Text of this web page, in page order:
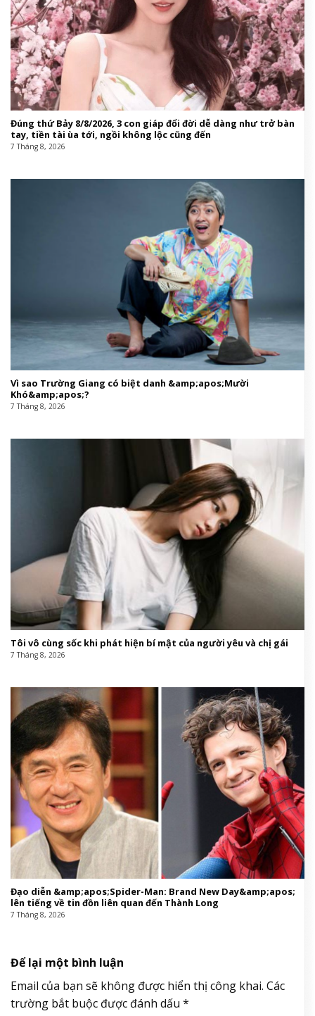
Đúng thứ Bảy 8/8/2026, 3 con giáp đổi đời dễ dàng như trở bàn
tay, tiền tài ùa tới, ngồi không lộc cũng đến
7 Tháng 8, 2026
Vì sao Trường Giang có biệt danh &amp;apos;Mười
Khó&amp;apos;?
7 Tháng 8, 2026
Tôi vô cùng sốc khi phát hiện bí mật của người yêu và chị gái
7 Tháng 8, 2026
Đạo diễn &amp;apos;Spider-Man: Brand New Day&amp;apos;
lên tiếng về tin đồn liên quan đến Thành Long
7 Tháng 8, 2026
Để lại một bình luận
Email của bạn sẽ không được hiển thị công khai. Các
trường bắt buộc được đánh dấu *